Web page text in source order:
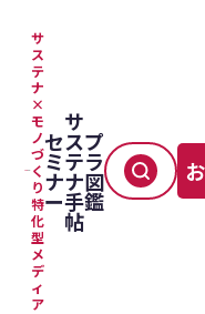
サ
ス
テ
ナ
×
モ
ノ
づ
く
り
特
化
型
メ
デ
ィ
ア
セ
ミ
ナ
ー
サ
ス
テ
ナ
手
帖
プ
ラ
図
鑑
TOP
<small>高濃度フィラー配合グレ
ルティバッチ）<small>とは？</